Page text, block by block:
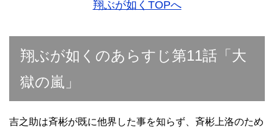
翔ぶが如くTOPへ
翔ぶが如くのあらすじ第11話「大
獄の嵐」
吉之助は斉彬が既に他界した事を知らず、斉彬上洛のため